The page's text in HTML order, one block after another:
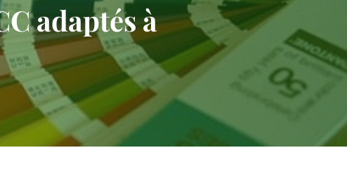
adaptés à